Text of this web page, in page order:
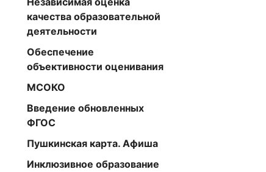
качества образовательной
деятельности
Обеспечение
объективности оценивания
МСОКО
Введение обновленных
ФГОС
Пушкинская карта. Афиша
Инклюзивное образование